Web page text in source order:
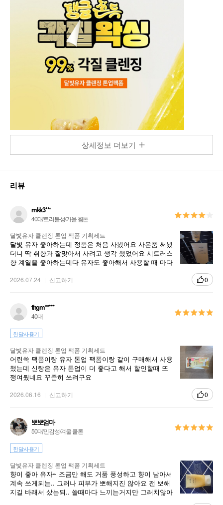
상세정보 더보기
리뷰
mkk3***
40대/트러블성/가을 웜톤
달빛유자 클렌징 톤업 팩폼 기획세트
달빛 유자 좋아하는데 정품은 처음 사봤어요 사은품 써봤
더니 딱 취향과 잘맞아서 사려고 생각 했었어요 시트러스
향 계열을 좋아하는데다 유자도 좋아해서 사용할 때 마다
2026.07.24 신고하기 0
thgm*****
40대
한달사용기
달빛유자 클렌징 톤업 팩폼 기획세트
어린쑥 팩폼이랑 유자 톤업 팩폼이랑 같이 구매해서 사용
했는데 신랑은 유자 톤업이 더 좋다고 해서 할인할때 또
쟁여뒀네요 꾸준히 쓰려구요
2026.06.16 신고하기 0
뽀뽀엄마
50대/민감성/겨울 쿨톤
한달사용기
달빛유자 클렌징 톤업 팩폼 기획세트
향이 좋아 유자~ 조금만 해도 거품 풍성하고 향이 남아서
계속 쓰게되는.. 그러나 피부가 뽀해지진 않아요 전 뽀해
지길 바래서 샀는되.. 쓸때마다 느끼는거지만 그러치않아